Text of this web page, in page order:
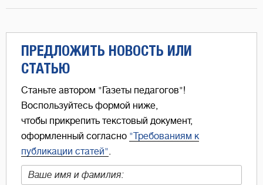
ПРЕДЛОЖИТЬ НОВОСТЬ ИЛИ
СТАТЬЮ
Станьте автором "Газеты педагогов"!
Воспользуйтесь формой ниже,
чтобы прикрепить текстовый документ,
оформленный согласно "Требованиям к
публикации статей".